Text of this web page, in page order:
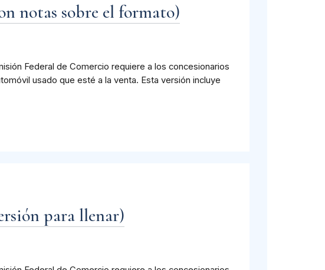
notas sobre el formato)
Federal de Comercio requiere a los concesionarios
usado que esté a la venta. Esta versión incluye
para llenar)